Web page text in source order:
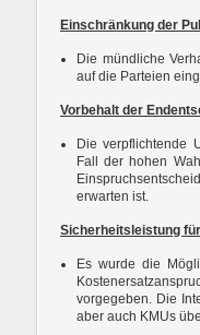
Einschränkung der
Die mündliche
auf die Parteien
Vorbehalt der
Die verpflichtende
Fall der hohen
erwarten ist.
Sicherheitsleistung
Es wurde die
vorgegeben. Die
aber auch KMUs